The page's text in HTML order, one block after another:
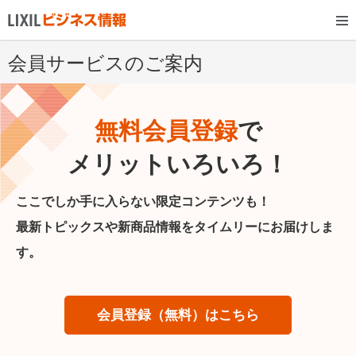
会員サービスのご案内
無料会員登録で
メリットいろいろ！
ここでしか手に入らない限定コンテンツも！
最新トピックスや新商品情報をタイムリーにお届けしま
す。
会員登録（無料）はこちら